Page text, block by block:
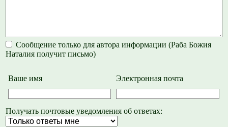
Сообщение только для автора информации (Раба Божия
Наталия получит письмо)
Ваше имя Электронная почта
Получать почтовые уведомления об ответах: